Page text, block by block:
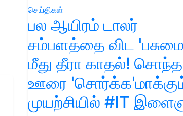
செய்திகள்
பல ஆயிரம் டாலர்
சம்பளத்தை விட
மீது தீரா காதல்! சொந்த
ஊரை
முயற்சியில் #IT